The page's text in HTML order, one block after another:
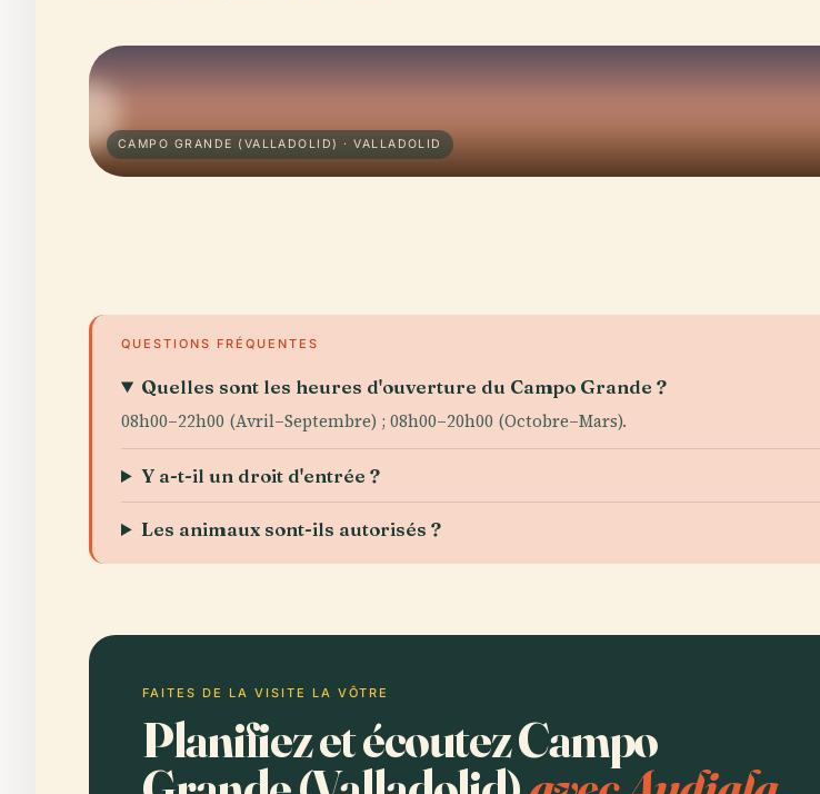
CAMPO GRANDE (VALLADOLID) · VALLADOLID
QUESTIONS FRÉQUENTES
Quelles sont les heures d'ouverture du Campo Grande ?
08h00–22h00 (Avril–Septembre) ; 08h00–20h00 (Octobre–Mars).
Y a-t-il un droit d'entrée ?
Les animaux sont-ils autorisés ?
FAITES DE LA VISITE LA VÔTRE
Planifiez et écoutez Campo